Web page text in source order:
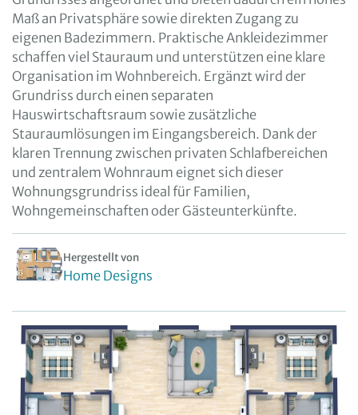
Maß an Privatsphäre sowie direkten Zugang zu
eigenen Badezimmern. Praktische Ankleidezimmer
schaffen viel Stauraum und unterstützen eine klare
Organisation im Wohnbereich. Ergänzt wird der
Grundriss durch einen separaten
Hauswirtschaftsraum sowie zusätzliche
Stauraumlösungen im Eingangsbereich. Dank der
klaren Trennung zwischen privaten Schlafbereichen
und zentralem Wohnraum eignet sich dieser
Wohnungsgrundriss ideal für Familien,
Wohngemeinschaften oder Gästeunterkünfte.
Hergestellt von
Home Designs